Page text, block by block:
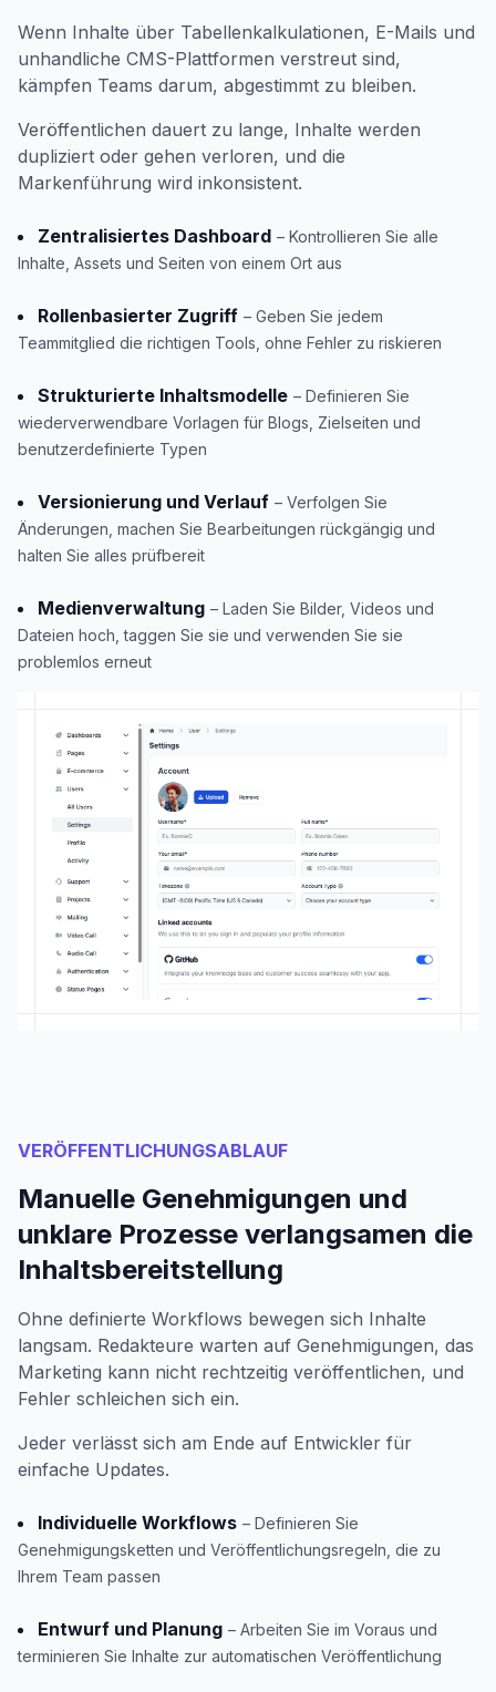
Wenn Inhalte über Tabellenkalkulationen, E-Mails und
unhandliche CMS-Plattformen verstreut sind,
kämpfen Teams darum, abgestimmt zu bleiben.
Veröffentlichen dauert zu lange, Inhalte werden
dupliziert oder gehen verloren, und die
Markenführung wird inkonsistent.
Zentralisiertes Dashboard – Kontrollieren Sie alle
Inhalte, Assets und Seiten von einem Ort aus
Rollenbasierter Zugriff – Geben Sie jedem
Teammitglied die richtigen Tools, ohne Fehler zu riskieren
Strukturierte Inhaltsmodelle – Definieren Sie
wiederverwendbare Vorlagen für Blogs, Zielseiten und
benutzerdefinierte Typen
Versionierung und Verlauf – Verfolgen Sie
Änderungen, machen Sie Bearbeitungen rückgängig und
halten Sie alles prüfbereit
Medienverwaltung – Laden Sie Bilder, Videos und
Dateien hoch, taggen Sie sie und verwenden Sie sie
problemlos erneut
VERÖFFENTLICHUNGSABLAUF
Manuelle Genehmigungen und
unklare Prozesse verlangsamen die
Inhaltsbereitstellung
Ohne definierte Workflows bewegen sich Inhalte
langsam. Redakteure warten auf Genehmigungen, das
Marketing kann nicht rechtzeitig veröffentlichen, und
Fehler schleichen sich ein.
Jeder verlässt sich am Ende auf Entwickler für
einfache Updates.
Individuelle Workflows – Definieren Sie
Genehmigungsketten und Veröffentlichungsregeln, die zu
Ihrem Team passen
Entwurf und Planung – Arbeiten Sie im Voraus und
terminieren Sie Inhalte zur automatischen Veröffentlichung